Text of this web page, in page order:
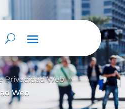
Privacidad Web 9
Web